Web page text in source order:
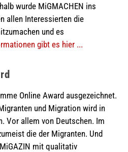
wurde MiGMACHEN ins
allen Interessierten die
und es
gibt es hier ...
Online Award ausgezeichnet.
und Migration wird in
Vor allem von Deutschen. Im
die der Migranten. Und
mit qualitativ